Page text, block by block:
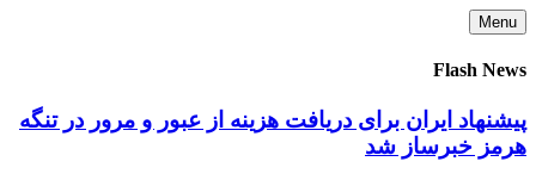
Skip
to
content
Menu
Flash News
پیشنهاد ایران برای دریافت هزینه از عبور و مرور در تنگه
هرمز خبرساز شد